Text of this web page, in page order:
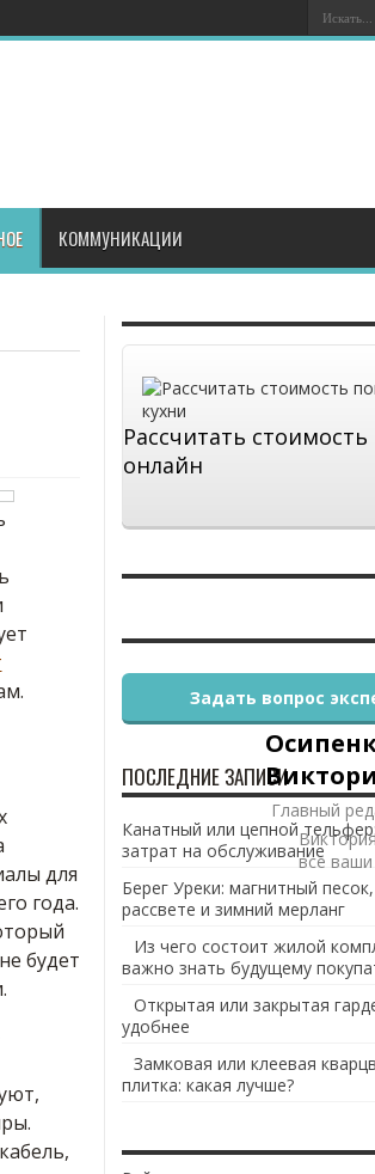
КОММУНИКАЦИИ
для
года.
будет
Рассчитать стоимость
онлайн
Главный
все
Задать вопрос
ПОСЛЕДНИЕ ЗАПИСИ
Канатный или цепной
затрат на обслуживание
Берег Уреки: магнитный
рассвете и зимний мерланг
Из чего состоит жилой
важно знать будущему
Открытая или закрытая
удобнее
Замковая или клеевая
плитка: какая лучше?